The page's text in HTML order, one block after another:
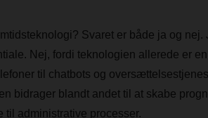
Svaret er både ja og nej.
Nej, fordi teknologien allerede er
til chatbots og
bidrager blandt andet til at skabe
til administrative processer.